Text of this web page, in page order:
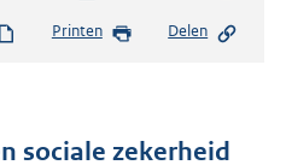
s
d
Printen Delen
sociale zekerheid